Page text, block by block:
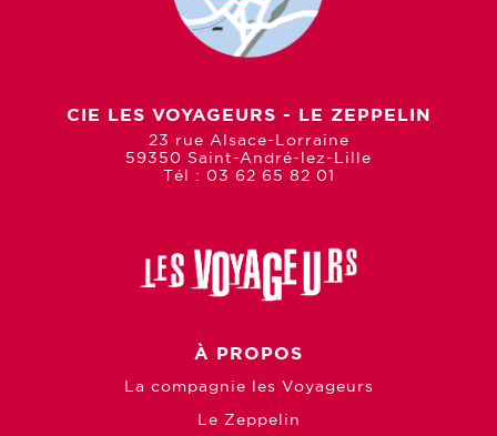
CIE LES VOYAGEURS - LE ZEPPELIN
23 rue Alsace-Lorraine
59350 Saint-André-lez-Lille
Tél : 03 62 65 82 01
À PROPOS
La compagnie les Voyageurs
Le Zeppelin